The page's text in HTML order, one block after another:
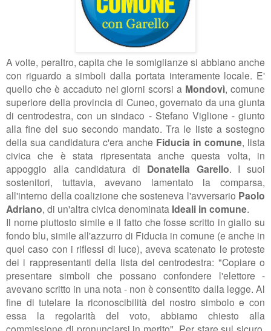
A volte, peraltro, capita che le somiglianze si abbiano anche
con riguardo a simboli dalla portata interamente locale. E'
quello che è accaduto nei giorni scorsi a Mondovì, comune
superiore della provincia di Cuneo, governato da una giunta
di centrodestra, con un sindaco - Stefano Viglione - giunto
alla fine del suo secondo mandato. Tra le liste a sostegno
della sua candidatura c'era anche Fiducia in comune, lista
civica che è stata ripresentata anche questa volta, in
appoggio alla candidatura di Donatella Garello. I suoi
sostenitori, tuttavia, avevano lamentato la comparsa,
all'interno della coalizione che sosteneva l'avversario Paolo
Adriano, di un'altra civica denominata Ideali in comune.
Il nome piuttosto simile e il fatto che fosse scritto in giallo su
fondo blu, simile all'azzurro di Fiducia in comune (e anche in
quel caso con i riflessi di luce), aveva scatenato le proteste
dei i rappresentanti della lista del centrodestra: "Copiare o
presentare simboli che possano confondere l'elettore -
avevano scritto in una nota - non è consentito dalla legge. Al
fine di tutelare la riconoscibilità del nostro simbolo e con
essa la regolarità del voto, abbiamo chiesto alla